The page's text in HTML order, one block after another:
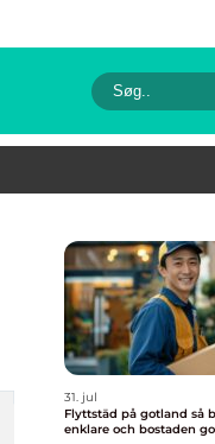
31. jul
Flyttstäd på gotland så blir flytten
enklare och bostaden